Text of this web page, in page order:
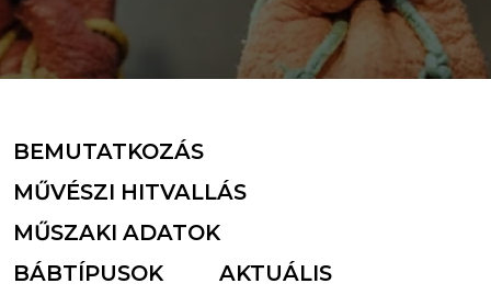
BEMUTATKOZÁS
MŰVÉSZI HITVALLÁS
MŰSZAKI ADATOK
BÁBTÍPUSOK
AKTUÁLIS